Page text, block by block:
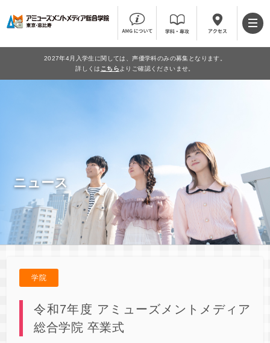
2027年4月入学生に関しては、声優学科のみの募集となります。
詳しくは こちら よりご確認くださいませ。
ニュース
学院
令和7年度 アミューズメントメディア
総合学院 卒業式